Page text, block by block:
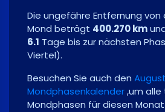
Die ungefähre Entfernung von
Mond beträgt 400.270 km
6.1 Tage bis zur nächsten
Viertel).
Besuchen Sie auch den
Mondphasenkalender,um
Mondphasen für diesen